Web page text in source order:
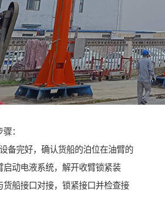
：
备完好，确认货船的泊位在油臂的
启动电液系统，解开收臂锁紧装
货船接口对接，锁紧接口并检查接